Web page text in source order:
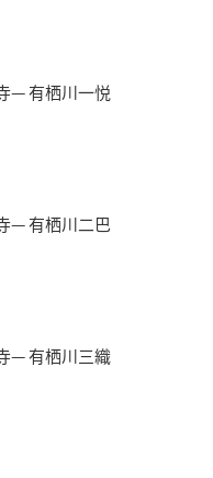
— 有栖川一悦
— 有栖川二巴
— 有栖川三織